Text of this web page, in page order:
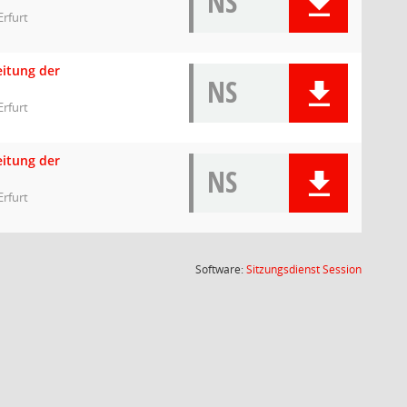
der
NS
der
NS
Software:SitzungsdienstSession(Wird in